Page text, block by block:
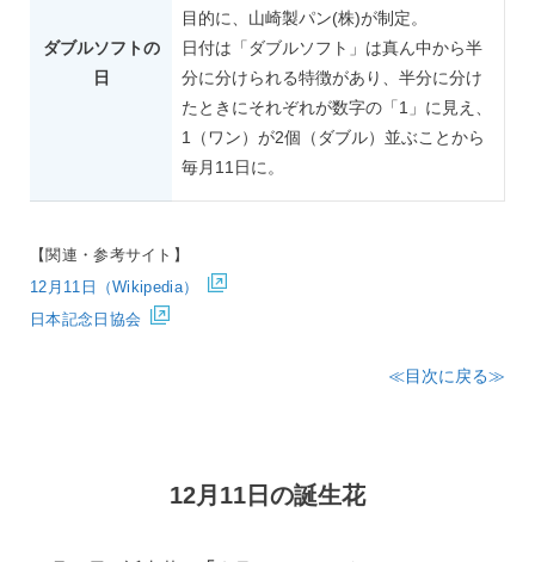
ダブルソフトの
日
目的に、山崎製パン(株)が制定。
日付は「ダブルソフト」は真ん中から半
分に分けられる特徴があり、半分に分け
たときにそれぞれが数字の「1」に見え、
1（ワン）が2個（ダブル）並ぶことから
毎月11日に。
【関連・参考サイト】
12月11日（Wikipedia）
日本記念日協会
≪目次に戻る≫
12月11日の誕生花